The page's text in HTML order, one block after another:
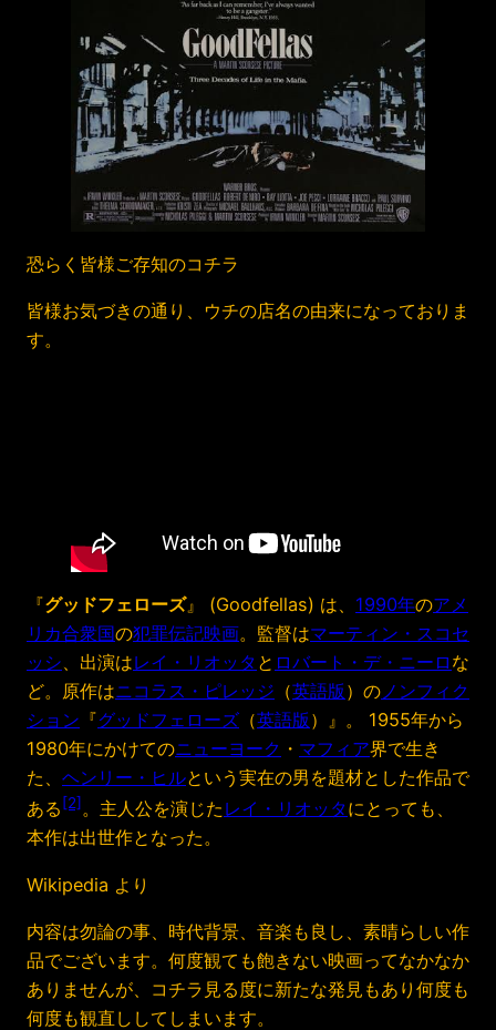
恐らく皆様ご存知のコチラ
皆様お気づきの通り、ウチの店名の由来になっておりま
す。
『グッドフェローズ』 (Goodfellas) は、 1990年のアメ
リカ合衆国の犯罪伝記映画。監督はマーティン・スコセ
ッシ 、出演はレイ・リオッタ と ロバート・デ・ニーロ な
ど。原作はニコラス・ピレッジ （英語版 ）の ノンフィク
ション 『グッドフェローズ （英語版 ）』。 1955年から
1980年にかけてのニューヨーク ・ マフィア界で生き
た、 ヘンリー・ヒルという実在の男を題材とした作品で
ある [2]。主人公を演じた レイ・リオッタにとっても、
本作は出世作となった。
Wikipedia より
内容は勿論の事、時代背景、音楽も良し、素晴らしい作
品でございます。何度観ても飽きない映画ってなかなか
ありませんが、コチラ見る度に新たな発見もあり何度も
何度も観直ししてしまいます。